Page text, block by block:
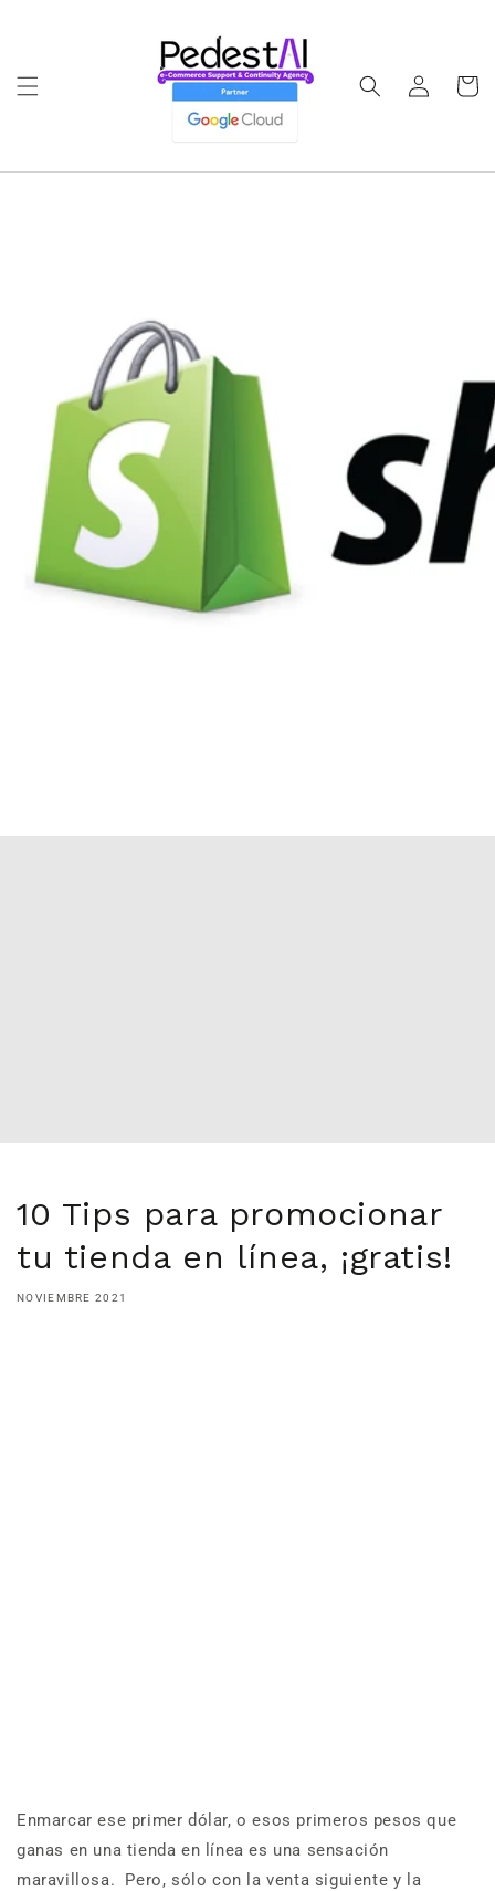
sesión
Carrito
10 Tips para promocionar
tu tienda en línea, ¡gratis!
NOVIEMBRE 2021
Enmarcar ese primer dólar, o esos primeros pesos que
ganas en una tienda en línea es una sensación
maravillosa. Pero, sólo con la venta siguiente y la